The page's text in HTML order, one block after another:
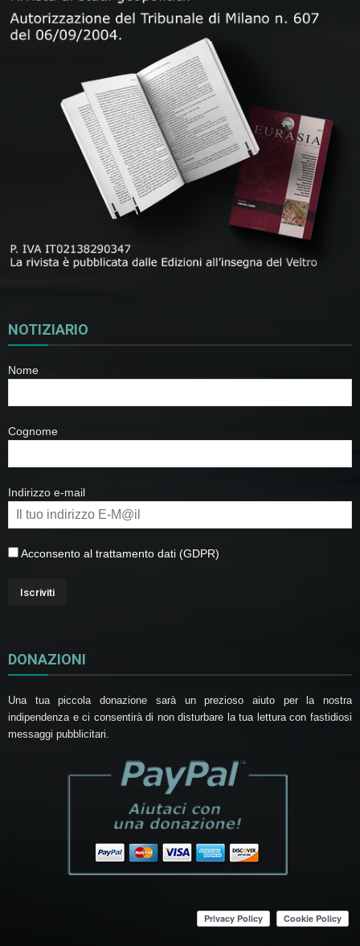
NOTIZIARIO
Nome
Cognome
Indirizzo e-mail
Acconsento al trattamento dati (GDPR)
DONAZIONI
Una tua piccola donazione sarà un prezioso aiuto per la nostra
indipendenza e ci consentirà di non disturbare la tua lettura con fastidiosi
messaggi pubblicitari.